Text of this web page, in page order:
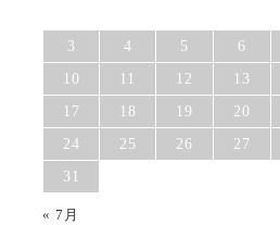
3
4 5 6
10
11 12 13
17
18 19 20
24
25 26 27
31
« 7月